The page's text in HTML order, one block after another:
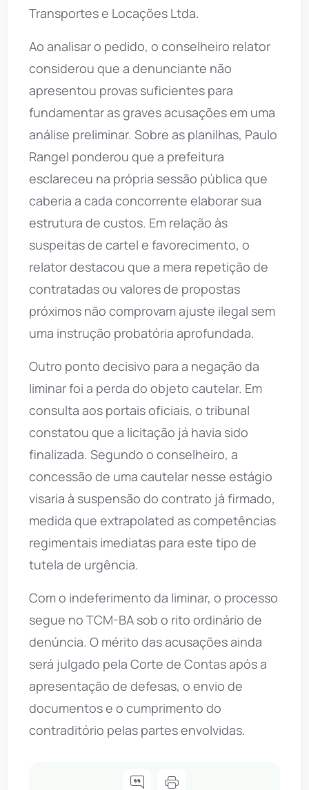
Transportes e Locações Ltda.
Ao analisar o pedido, o conselheiro relator
considerou que a denunciante não
apresentou provas suficientes para
fundamentar as graves acusações em uma
análise preliminar. Sobre as planilhas, Paulo
Rangel ponderou que a prefeitura
esclareceu na própria sessão pública que
caberia a cada concorrente elaborar sua
estrutura de custos. Em relação às
suspeitas de cartel e favorecimento, o
relator destacou que a mera repetição de
contratadas ou valores de propostas
próximos não comprovam ajuste ilegal sem
uma instrução probatória aprofundada.
Outro ponto decisivo para a negação da
liminar foi a perda do objeto cautelar. Em
consulta aos portais oficiais, o tribunal
constatou que a licitação já havia sido
finalizada. Segundo o conselheiro, a
concessão de uma cautelar nesse estágio
visaria à suspensão do contrato já firmado,
medida que extrapolated as competências
regimentais imediatas para este tipo de
tutela de urgência.
Com o indeferimento da liminar, o processo
segue no TCM-BA sob o rito ordinário de
denúncia. O mérito das acusações ainda
será julgado pela Corte de Contas após a
apresentação de defesas, o envio de
documentos e o cumprimento do
contraditório pelas partes envolvidas.